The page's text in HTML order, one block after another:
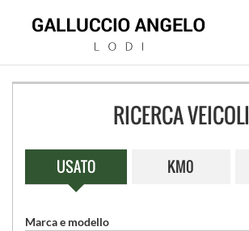
CONCESSIONARIA
LAND
RICERCA VEICOLI
USATO KM0
Marca e modello